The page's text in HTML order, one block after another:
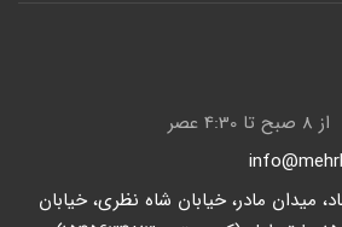
از 8 صبح تا 4:30 عصر
میدان مادر، خیابان شاه نظری، خیابان